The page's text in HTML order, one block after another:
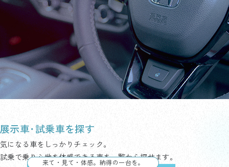
展示車･試乗車を探す
気になる車をしっかりチェック。
試乗で乗り心地を体感できる車を一覧から探せます。
来て・見て・体感。納得の一台を。